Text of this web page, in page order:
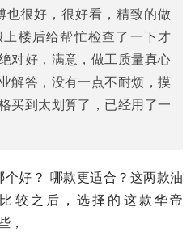
也很好，很好看，精致的做
楼后给帮忙检查了一下才
对好，满意，做工质量真心
解答，没有一点不耐烦，摸
买到太划算了，已经用了一
好？ 哪款更适合？这两款油
较之后，选择的这款华帝
，